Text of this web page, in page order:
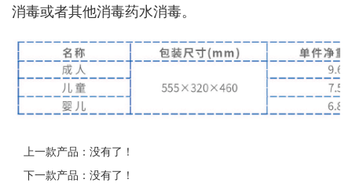
消毒或者其他消毒药水消毒。
上一款产品：没有了！
下一款产品：没有了！